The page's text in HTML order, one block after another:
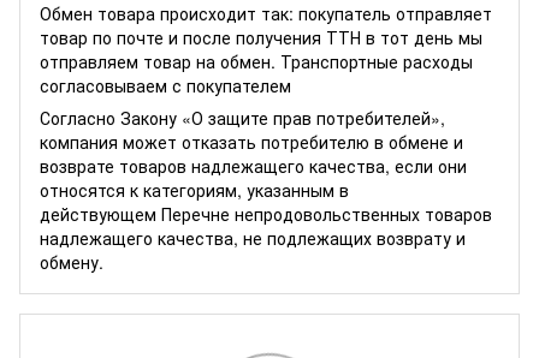
Обмен товара происходит так: покупатель отправляет
товар по почте и после получения ТТН в тот день мы
отправляем товар на обмен. Транспортные расходы
согласовываем с покупателем
Согласно Закону «О защите прав потребителей»,
компания может отказать потребителю в обмене и
возврате товаров надлежащего качества, если они
относятся к категориям, указанным в
действующем Перечне непродовольственных товаров
надлежащего качества, не подлежащих возврату и
обмену.